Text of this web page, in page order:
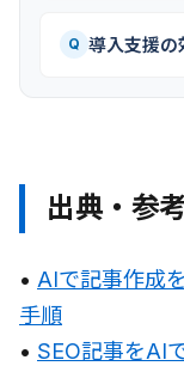
Q 導入支援の
出典・参
• AIで記事作成
手順
• SEO記事をAI